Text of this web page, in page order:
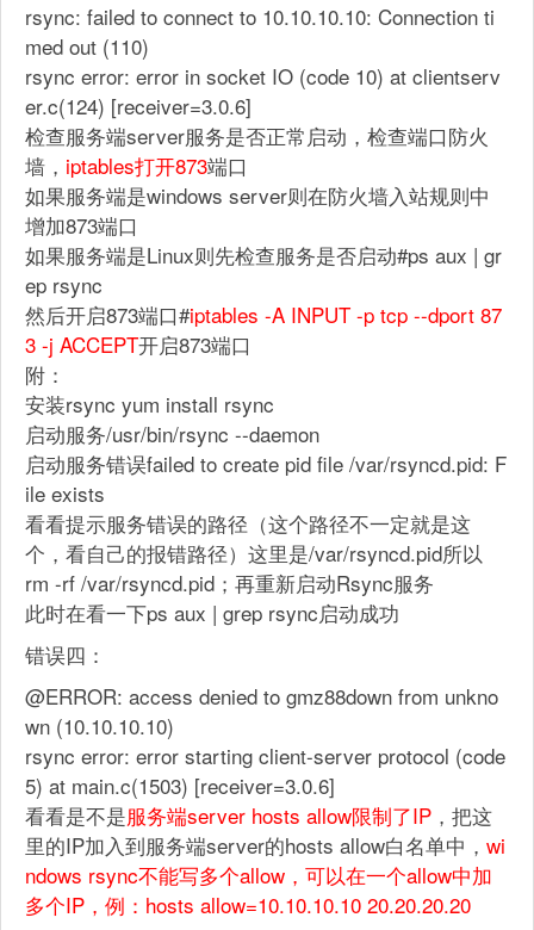
rsync: failed to connect to 10.10.10.10: Connection ti
med out (110)
rsync error: error in socket IO (code 10) at clientserv
er.c(124) [receiver=3.0.6]
检查服务端server服务是否正常启动，检查端口防火
墙， iptables打开873端口
如果服务端是windows server则在防火墙入站规则中
增加873端口
如果服务端是Linux则先检查服务是否启动#ps aux | gr
ep rsync
然后开启873端口#iptables -A INPUT -p tcp --dport 87
3 -j ACCEPT开启873端口
附：
安装rsync yum install rsync
启动服务/usr/bin/rsync --daemon
启动服务错误failed to create pid file /var/rsyncd.pid: F
ile exists
看看提示服务错误的路径（这个路径不一定就是这
个，看自己的报错路径）这里是/var/rsyncd.pid所以
rm -rf /var/rsyncd.pid；再重新启动Rsync服务
此时在看一下ps aux | grep rsync启动成功
错误四：
@ERROR: access denied to gmz88down from unkno
wn (10.10.10.10)
rsync error: error starting client-server protocol (code
5) at main.c(1503) [receiver=3.0.6]
看看是不是服务端server hosts allow限制了IP ，把这
里的IP加入到服务端server的hosts allow白名单中， wi
ndows rsync不能写多个allow，可以在一个allow中加
多个IP，例：hosts allow=10.10.10.10 20.20.20.20